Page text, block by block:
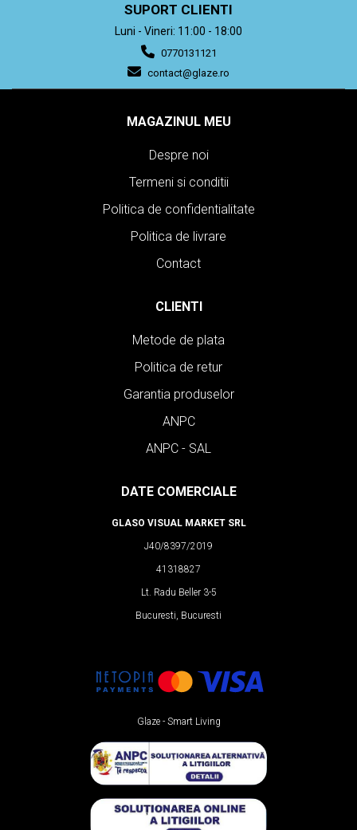
SUPORT CLIENTI
Luni - Vineri: 11:00 - 18:00
0770131121
contact@glaze.ro
MAGAZINUL MEU
Despre noi
Termeni si conditii
Politica de confidentialitate
Politica de livrare
Contact
CLIENTI
Metode de plata
Politica de retur
Garantia produselor
ANPC
ANPC - SAL
DATE COMERCIALE
GLASO VISUAL MARKET SRL
J40/8397/2019
41318827
Lt. Radu Beller 3-5
Bucuresti, Bucuresti
Glaze - Smart Living